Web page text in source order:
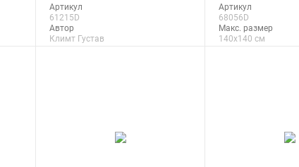
Артикул
61215D
Автор
Климт Густав
Артикул
68056D
Макс. размер
140x140 см